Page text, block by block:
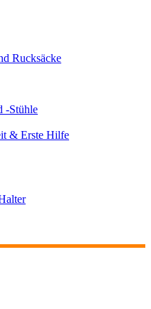
Rucksäcke
-Stühle
& Erste Hilfe